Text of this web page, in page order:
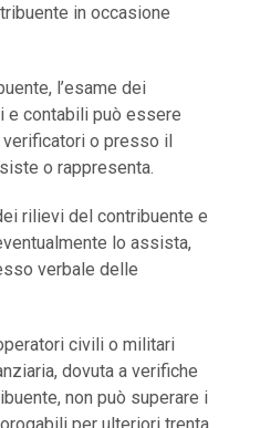
in occasione
l’esame dei
e contabili può essere
o presso il
o rappresenta.
rilievi del contribuente e
lo assista,
verbale delle
civili o militari
dovuta a verifiche
non può superare i
per ulteriori trenta